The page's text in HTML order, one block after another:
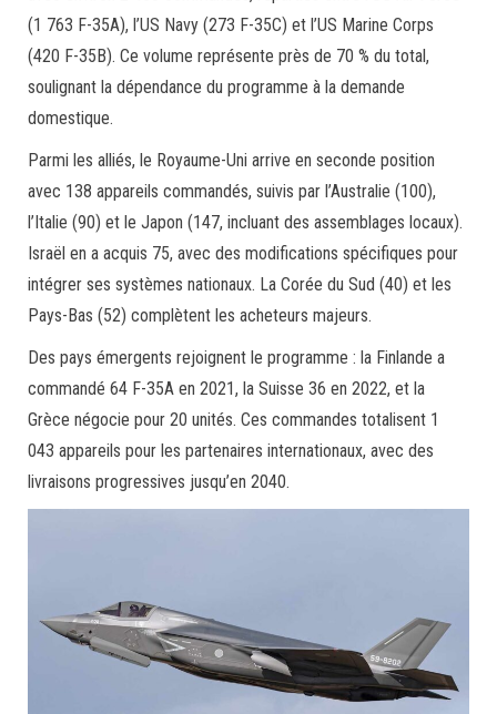
(1 763 F-35A), l’US Navy (273 F-35C) et l’US Marine Corps
(420 F-35B). Ce volume représente près de 70 % du total,
soulignant la dépendance du programme à la demande
domestique.
Parmi les alliés, le Royaume-Uni arrive en seconde position
avec 138 appareils commandés, suivis par l’Australie (100),
l’Italie (90) et le Japon (147, incluant des assemblages locaux).
Israël en a acquis 75, avec des modifications spécifiques pour
intégrer ses systèmes nationaux. La Corée du Sud (40) et les
Pays-Bas (52) complètent les acheteurs majeurs.
Des pays émergents rejoignent le programme : la Finlande a
commandé 64 F-35A en 2021, la Suisse 36 en 2022, et la
Grèce négocie pour 20 unités. Ces commandes totalisent 1
043 appareils pour les partenaires internationaux, avec des
livraisons progressives jusqu’en 2040.